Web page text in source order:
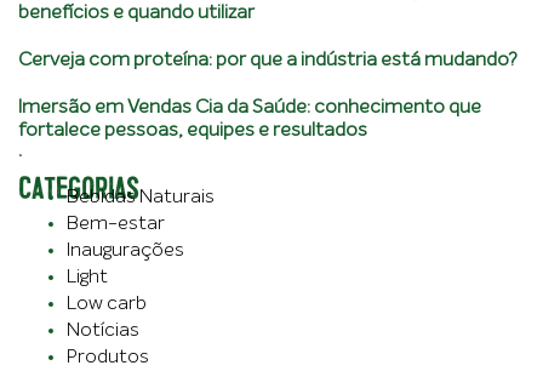
benefícios e quando utilizar
Cerveja com proteína: por que a indústria está mudando?
Imersão em Vendas Cia da Saúde: conhecimento que
fortalece pessoas, equipes e resultados
CATEGORIAS
.
Bebidas Naturais
Bem-estar
Inaugurações
Light
Low carb
Notícias
Produtos